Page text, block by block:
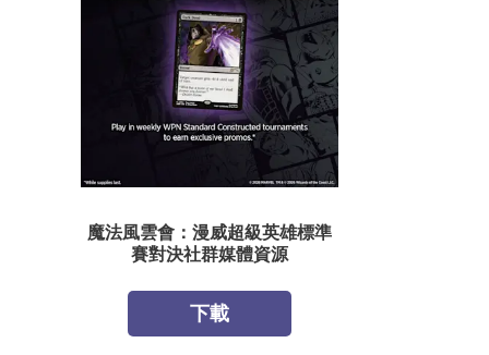
魔法風雲會：漫威超級英雄標準
賽對決社群媒體資源
下載